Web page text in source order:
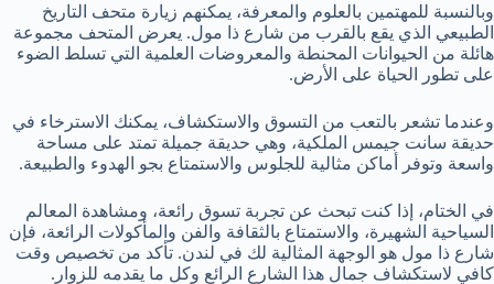
وبالنسبة للمهتمين بالعلوم والمعرفة، يمكنهم زيارة متحف التاريخ
الطبيعي الذي يقع بالقرب من شارع ذا مول. يعرض المتحف مجموعة
هائلة من الحيوانات المحنطة والمعروضات العلمية التي تسلط الضوء
على تطور الحياة على الأرض.
وعندما تشعر بالتعب من التسوق والاستكشاف، يمكنك الاسترخاء في
حديقة سانت جيمس الملكية، وهي حديقة جميلة تمتد على مساحة
واسعة وتوفر أماكن مثالية للجلوس والاستمتاع بجو الهدوء والطبيعة.
في الختام، إذا كنت تبحث عن تجربة تسوق رائعة، ومشاهدة المعالم
السياحية الشهيرة، والاستمتاع بالثقافة والفن والمأكولات الرائعة، فإن
شارع ذا مول هو الوجهة المثالية لك في لندن. تأكد من تخصيص وقت
كافي لاستكشاف جمال هذا الشارع الرائع وكل ما يقدمه للزوار.